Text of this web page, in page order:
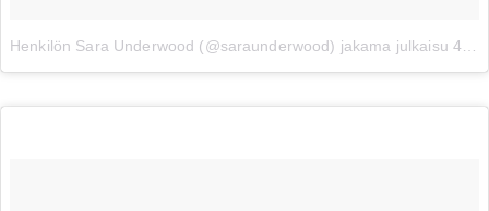
Henkilön Sara Underwood (@saraunderwood) jakama julkaisu 4. 06ta 2017 klo 11.05 PDT